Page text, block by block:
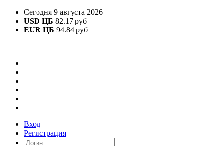
Сегодня 9 августа 2026
USD ЦБ 82.17 руб
EUR ЦБ 94.84 руб
Вход
Регистрация